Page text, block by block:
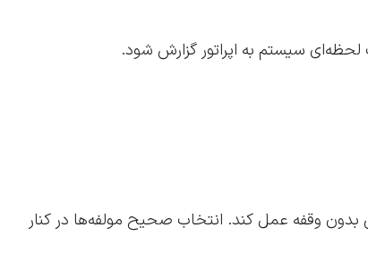
سیستم به اپراتور گزارش شود.
وقفه عمل کند. انتخاب صحیح مولفه‌ها در کنار